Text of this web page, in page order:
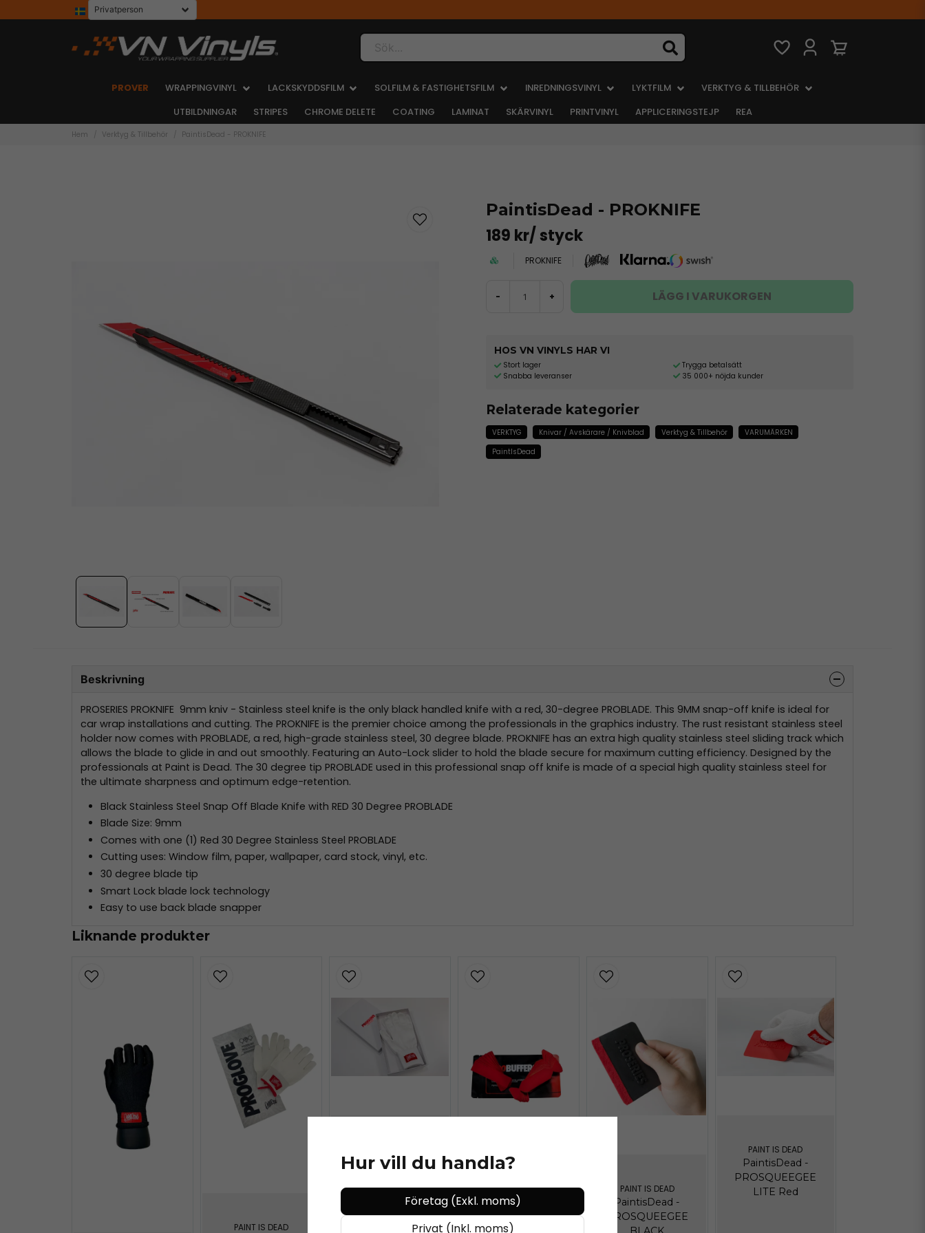
Sök...
PROVER WRAPPINGVINYL LACKSKYDDSFILM SOLFILM & FASTIGHETSFILM INREDNINGSVINYL LYKTFILM
VERKTYG & TILLBEHÖR
UTBILDNINGAR
STRIPES CHROME DELETE COATING LAMINAT SKÄRVINYL PRINTVINYL APPLICERINGSTEJP REA
Hem Verktyg & Tillbehör PaintisDead - PROKNIFE
PaintisDead - PROKNIFE
189 kr/ styck
PROKNIFE
- + LÄGG I VARUKORGEN
HOS VN VINYLS HAR VI
Stort lager
Snabba leveranser
Trygga betalsätt
35 000+ nöjda kunder
Relaterade kategorier
VERKTYG Knivar / Avskärare / Knivblad Verktyg & Tillbehör
VARUMÄRKEN
PaintIsDead
Beskrivning
PROSERIES PROKNIFE 9mm kniv - Stainless steel knife is the only black handled knife with a red, 30-degree PROBLADE. This 9MM snap-off knife is ideal for
car wrap installations and cutting. The PROKNIFE is the premier choice among the professionals in the graphics industry. The rust resistant stainless steel
holder now comes with PROBLADE, a red, high-grade stainless steel, 30 degree blade. PROKNIFE has an extra high quality stainless steel sliding track which
allows the blade to glide in and out smoothly. Featuring an Auto-Lock slider to hold the blade secure for maximum cutting efficiency. Designed by the
professionals at Paint is Dead. The 30 degree tip PROBLADE used in this professional snap off knife is made of a special high quality stainless steel for
the ultimate sharpness and optimum edge-retention.
Black Stainless Steel Snap Off Blade Knife with RED 30 Degree PROBLADE
Blade Size: 9mm
Comes with one (1) Red 30 Degree Stainless Steel PROBLADE
Cutting uses: Window film, paper, wallpaper, card stock, vinyl, etc.
30 degree blade tip
Smart Lock blade lock technology
Easy to use back blade snapper
Liknande produkter
PAINT IS DEAD
PaintisDead -
Ultimate
PAINT IS DEAD
PAINT IS DEAD
PaintisDead -
PROSQUEEGEE
PAINT IS DEAD
PaintisDead -
PROSQUEEGEE
LITE Red
Hur vill du handla?
Företag (Exkl. moms)
Privat (Inkl. moms)